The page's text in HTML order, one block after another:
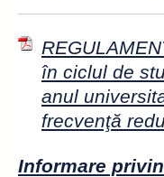
în ciclul de
anul
frecvenţă
Informare